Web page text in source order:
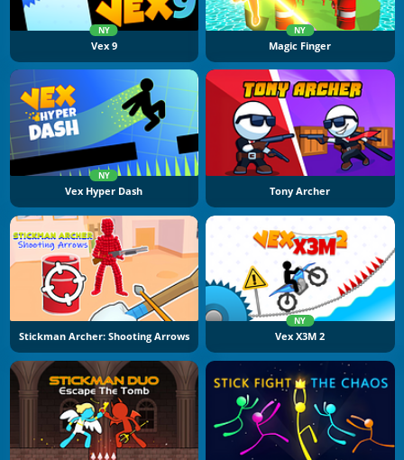
NY
Vex 9
NY
Magic Finger
NY
Vex Hyper Dash Tony Archer
Stickman Archer: Shooting Arrows
NY
Vex X3M 2